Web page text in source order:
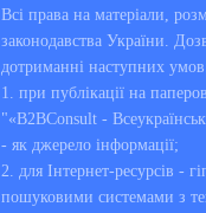
Всі права на матеріали,
законодавства України.
дотриманні наступних
1. при публікації на
"«B2BConsult -
- як джерело інформації;
2. для Інтернет-ресурсів -
пошуковими системами з